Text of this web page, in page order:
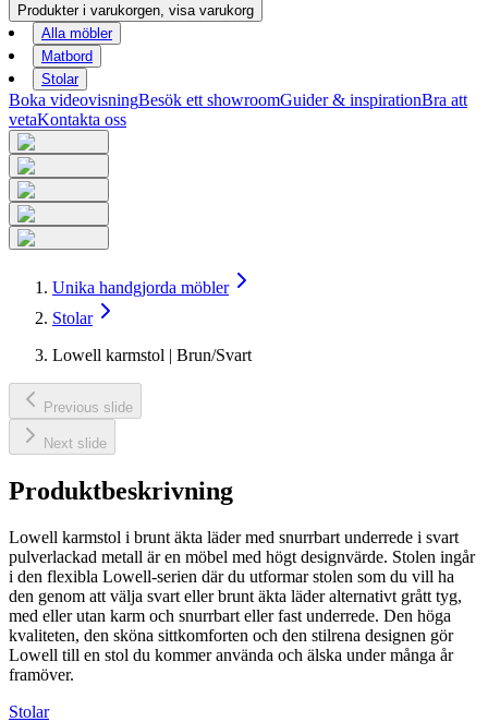
Produkter i varukorgen, visa varukorg
Alla möbler
Matbord
Stolar
Boka videovisningBesök ett showroomGuider & inspirationBra att
vetaKontakta oss
Unika handgjorda möbler
Stolar
Lowell karmstol | Brun/Svart
Previous slide
Next slide
Produktbeskrivning
Lowell karmstol i brunt äkta läder med snurrbart underrede i svart
pulverlackad metall är en möbel med högt designvärde. Stolen ingår
i den flexibla Lowell-serien där du utformar stolen som du vill ha
den genom att välja svart eller brunt äkta läder alternativt grått tyg,
med eller utan karm och snurrbart eller fast underrede. Den höga
kvaliteten, den sköna sittkomforten och den stilrena designen gör
Lowell till en stol du kommer använda och älska under många år
framöver.
Stolar